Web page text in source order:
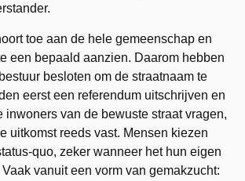
toe aan de hele gemeenschap en
een bepaald aanzien. Daarom hebben
besloten om de straatnaam te
eerst een referendum uitschrijven en
inwoners van de bewuste straat vragen,
uitkomst reeds vast. Mensen kiezen
quo, zeker wanneer het hun eigen
vanuit een vorm van gemakzucht: